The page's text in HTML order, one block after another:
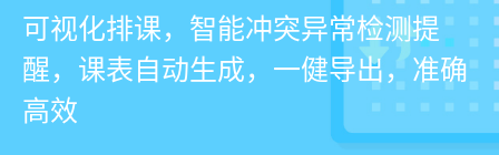
统
有效提升运营管理效率45%
可视化排课，智能冲突异常检测提
醒，课表自动生成，一健导出，准确
高效
学员签到同步扣减课时，老师带课量
自动统计、汇总，数据清晰可查免扯
皮
一部手机链接教师、学员、家长，沟
通互动零距离，服务贴心铸口碑促续
费